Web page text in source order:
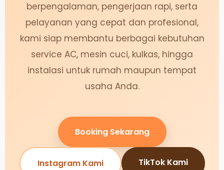
berpengalaman, pengerjaan rapi, serta
pelayanan yang cepat dan profesional,
kami siap membantu berbagai kebutuhan
service AC, mesin cuci, kulkas, hingga
instalasi untuk rumah maupun tempat
usaha Anda.
Booking Sekarang
Instagram Kami TikTok Kami